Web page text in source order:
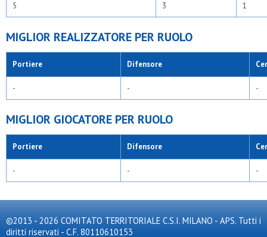
5 3 1
MIGLIOR REALIZZATORE PER RUOLO
Portiere Difensore
- - -
MIGLIOR GIOCATORE PER RUOLO
Portiere Difensore
- - -
©2013 - 2026 COMITATO TERRITORIALE C.S.I. MILANO - APS. Tutti i
diritti riservati - C.F. 80110610153